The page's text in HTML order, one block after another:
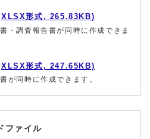
形式, 265.83KB)
・調査報告書が同時に作成できま
形式, 247.65KB)
が同時に作成できます。
ファイル